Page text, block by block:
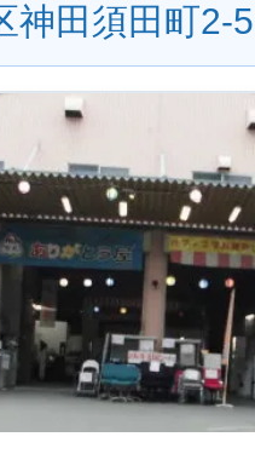
神田須田町2-